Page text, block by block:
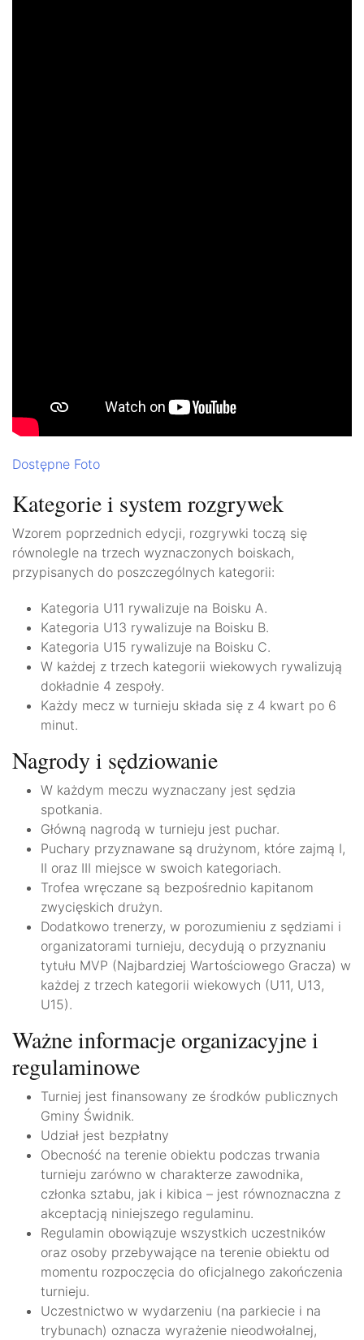
Dostępne Foto
Kategorie i system rozgrywek
Wzorem poprzednich edycji, rozgrywki toczą się
równolegle na trzech wyznaczonych boiskach,
przypisanych do poszczególnych kategorii:
Kategoria U11 rywalizuje na Boisku A.
Kategoria U13 rywalizuje na Boisku B.
Kategoria U15 rywalizuje na Boisku C.
W każdej z trzech kategorii wiekowych rywalizują
dokładnie 4 zespoły.
Każdy mecz w turnieju składa się z 4 kwart po 6
minut.
Nagrody i sędziowanie
W każdym meczu wyznaczany jest sędzia
spotkania.
Główną nagrodą w turnieju jest puchar.
Puchary przyznawane są drużynom, które zajmą I,
II oraz III miejsce w swoich kategoriach.
Trofea wręczane są bezpośrednio kapitanom
zwycięskich drużyn.
Dodatkowo trenerzy, w porozumieniu z sędziami i
organizatorami turnieju, decydują o przyznaniu
tytułu MVP (Najbardziej Wartościowego Gracza) w
każdej z trzech kategorii wiekowych (U11, U13,
U15).
Ważne informacje organizacyjne i
regulaminowe
Turniej jest finansowany ze środków publicznych
Gminy Świdnik.
Udział jest bezpłatny
Obecność na terenie obiektu podczas trwania
turnieju zarówno w charakterze zawodnika,
członka sztabu, jak i kibica – jest równoznaczna z
akceptacją niniejszego regulaminu.
Regulamin obowiązuje wszystkich uczestników
oraz osoby przebywające na terenie obiektu od
momentu rozpoczęcia do oficjalnego zakończenia
turnieju.
Uczestnictwo w wydarzeniu (na parkiecie i na
trybunach) oznacza wyrażenie nieodwołalnej,